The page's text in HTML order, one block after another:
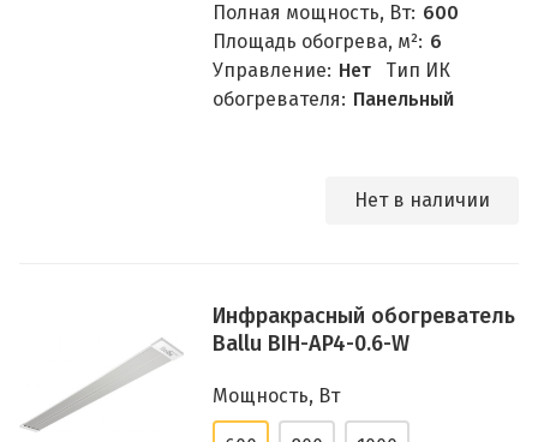
Полная мощность, Вт: 600
Площадь обогрева, м²: 6
Управление: Нет
Тип ИК
обогревателя: Панельный
Нет в наличии
Инфракрасный обогреватель
Ballu BIH-AP4-0.6-W
Мощность, Вт